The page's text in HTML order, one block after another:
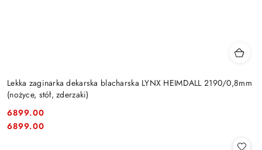
Lekka zaginarka dekarska blacharska LYNX HEIMDALL 2190/0,8mm
(nożyce, stół, zderzaki)
Cena:
6899.00
Cena:
6899.00